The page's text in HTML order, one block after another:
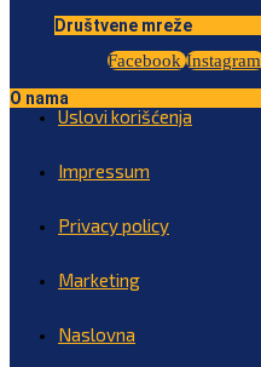
Društvene mreže
Facebook Instagram
O nama
Uslovi korišćenja
Impressum
Privacy policy
Marketing
Naslovna